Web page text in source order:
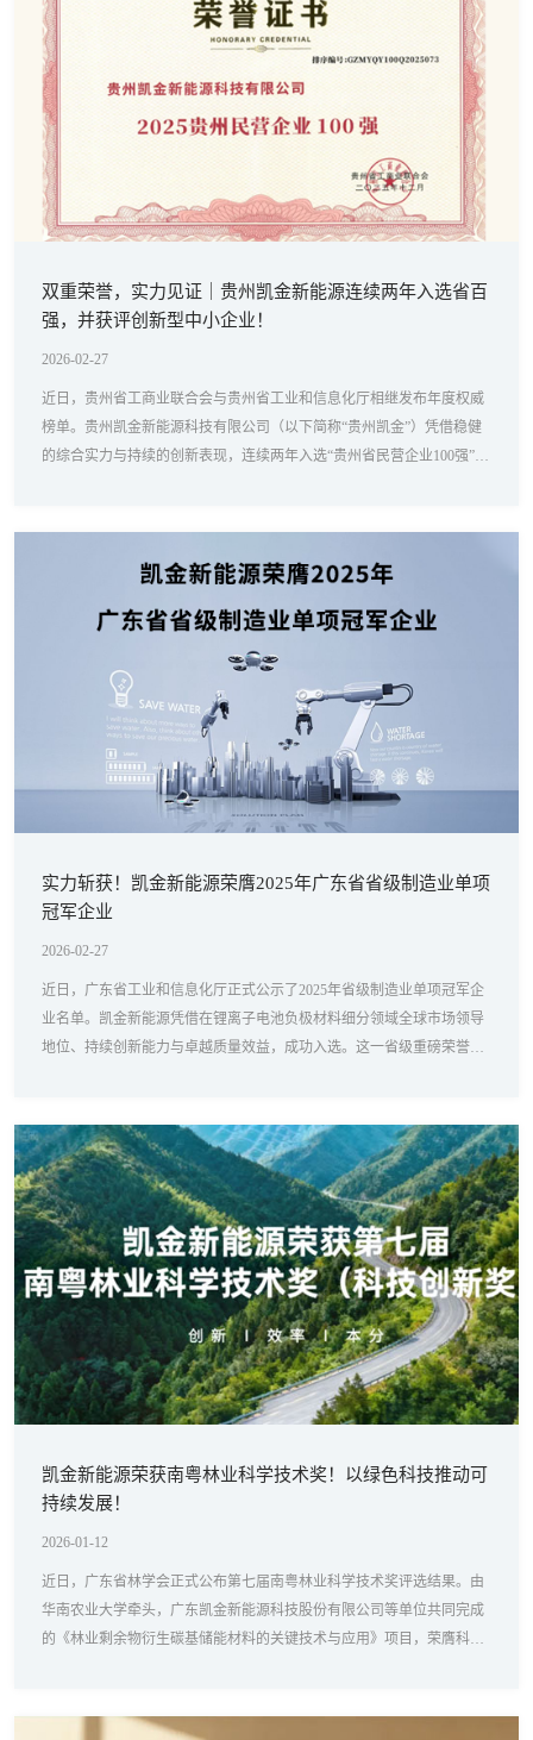
双重荣誉，实力见证｜贵州凯金新能源连续两年入选省百
强，并获评创新型中小企业！
2026-02-27
近日，贵州省工商业联合会与贵州省工业和信息化厅相继发布年度权威
榜单。贵州凯金新能源科技有限公司（以下简称“贵州凯金”）凭借稳健
的综合实力与持续的创新表现，连续两年入选“贵州省民营企业100强”，
实力斩获！凯金新能源荣膺2025年广东省省级制造业单项
冠军企业
2026-02-27
近日，广东省工业和信息化厅正式公示了2025年省级制造业单项冠军企
业名单。凯金新能源凭借在锂离子电池负极材料细分领域全球市场领导
地位、持续创新能力与卓越质量效益，成功入选。这一省级重磅荣誉，
凯金新能源荣获南粤林业科学技术奖！以绿色科技推动可
持续发展！
2026-01-12
近日，广东省林学会正式公布第七届南粤林业科学技术奖评选结果。由
华南农业大学牵头，广东凯金新能源科技股份有限公司等单位共同完成
的《林业剩余物衍生碳基储能材料的关键技术与应用》项目，荣膺科技
能源通过科技创新驱动可持续高质量发展迈出的又一个坚实步伐。